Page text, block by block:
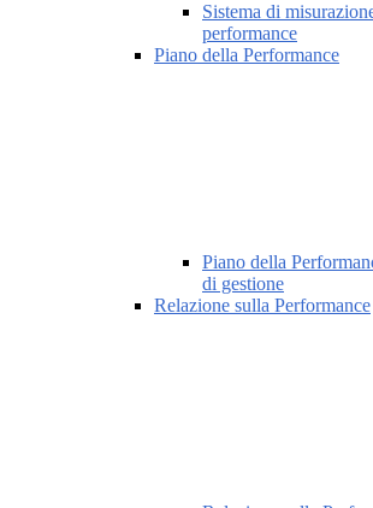
Sistema di
performance
Piano della Performance
Piano della
di gestione
Relazione sulla Performance